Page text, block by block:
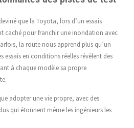
que la Toyota, lors d’un essais
caché pour franchir une inondation avec
la route nous apprend plus qu’un
essais en conditions réelles révèlent des
à chaque modèle sa propre
adopter une vie propre, avec des
qui étonnent même les ingénieurs les